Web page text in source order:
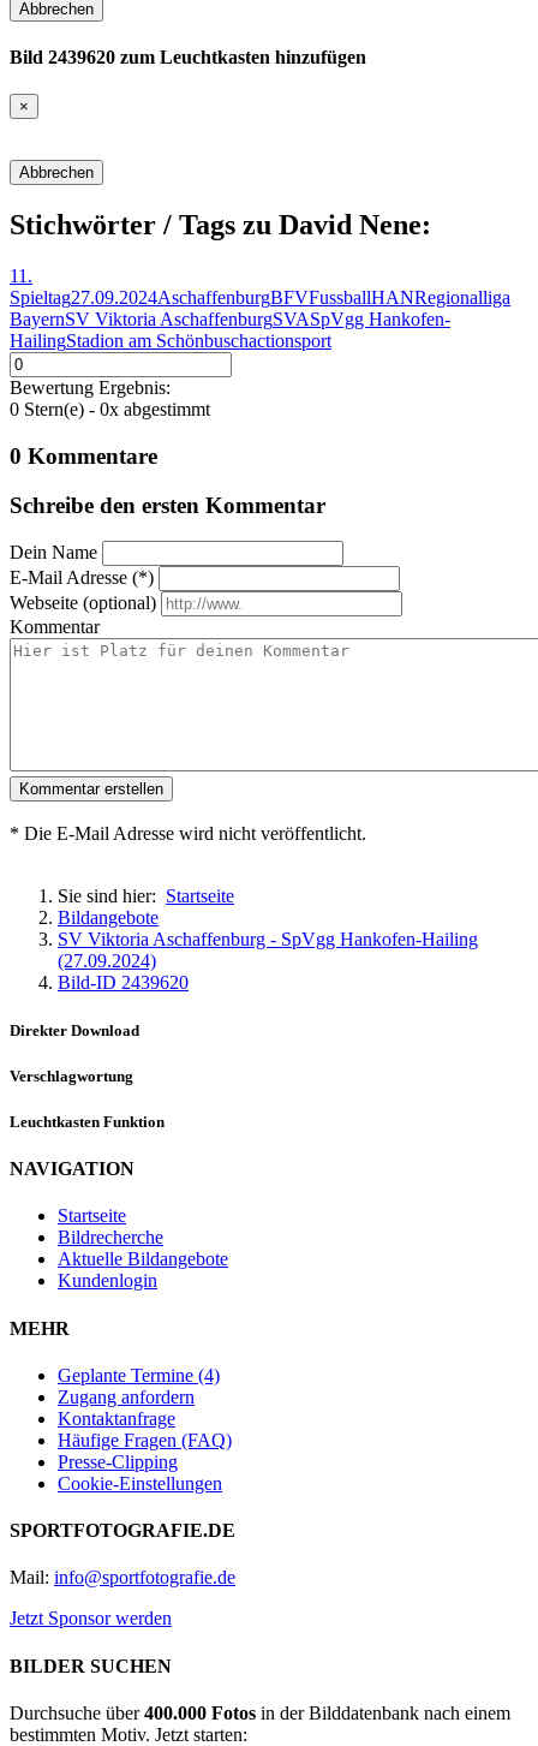
Abbrechen
Bild 2439620 zum Leuchtkasten hinzufügen
×
Abbrechen
Stichwörter / Tags zu David Nene:
11.
Spieltag27.09.2024AschaffenburgBFVFussballHANRegionalliga
BayernSV Viktoria AschaffenburgSVASpVgg Hankofen-
HailingStadion am Schönbuschactionsport
Bewertung Ergebnis:
0 Stern(e) - 0x abgestimmt
0 Kommentare
Schreibe den ersten Kommentar
Dein Name
E-Mail Adresse (*)
Webseite (optional)
Kommentar
Kommentar erstellen
* Die E-Mail Adresse wird nicht veröffentlicht.
Sie sind hier: Startseite
Bildangebote
SV Viktoria Aschaffenburg - SpVgg Hankofen-Hailing
(27.09.2024)
Bild-ID 2439620
Direkter Download
Verschlagwortung
Leuchtkasten Funktion
NAVIGATION
Startseite
Bildrecherche
Aktuelle Bildangebote
Kundenlogin
MEHR
Geplante Termine (4)
Zugang anfordern
Kontaktanfrage
Häufige Fragen (FAQ)
Presse-Clipping
Cookie-Einstellungen
SPORTFOTOGRAFIE.DE
Mail: info@sportfotografie.de
Jetzt Sponsor werden
BILDER SUCHEN
Durchsuche über400.000 Fotos in der Bilddatenbank nach einem
bestimmten Motiv. Jetzt starten: